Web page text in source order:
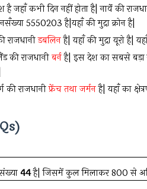
जहाँ कभी दिन नहीं होता है| नार्वे की
5550203 है|यहाँ की मुद्रा क्रोन है|
राजधानीडबलिनहै| यहाँ की मुद्रा यूरो है|
की राजधानीबर्नहै| इस देश का सबसे बड़ा
की राजधानीफ्रेंच तथा जर्मनहै| यहाँ का
44है| जिसमें कुल मिलाकर 800 से